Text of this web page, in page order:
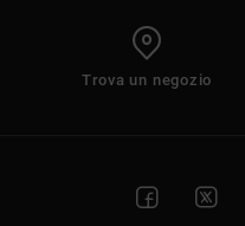
Trova un negozio